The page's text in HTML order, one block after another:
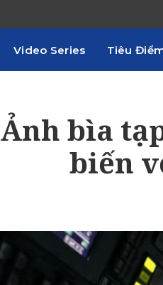
Video Series Tiêu
Ảnh bìa
biến